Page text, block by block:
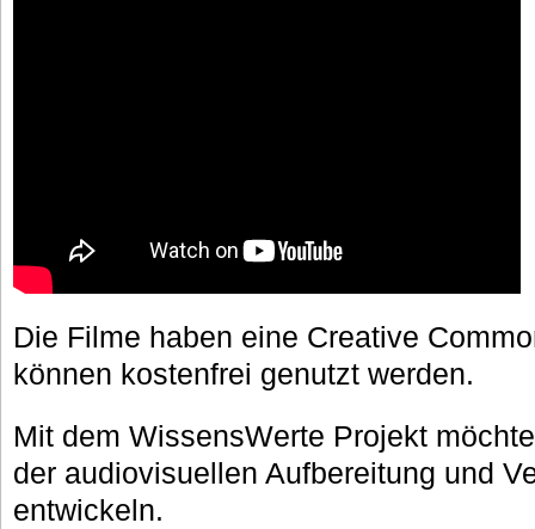
Die Filme haben eine Creative
können kostenfrei genutzt werden.
Mit dem WissensWerte Projekt
der audiovisuellen Aufbereitung und
entwickeln.